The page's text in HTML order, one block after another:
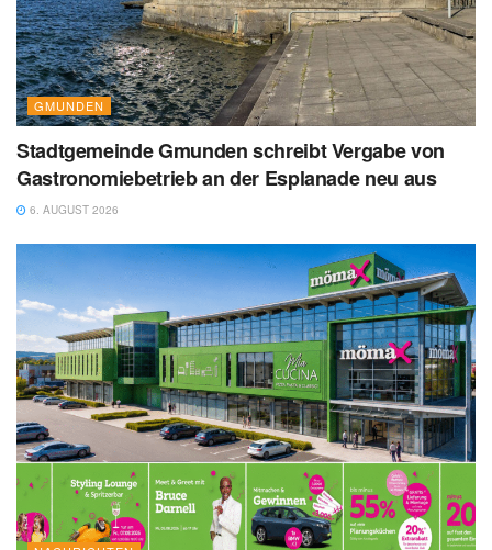
GMUNDEN
Stadtgemeinde Gmunden schreibt Vergabe von
Gastronomiebetrieb an der Esplanade neu aus
6. AUGUST 2026